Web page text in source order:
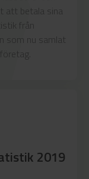
att betala sina
från
som nu samlat
2019